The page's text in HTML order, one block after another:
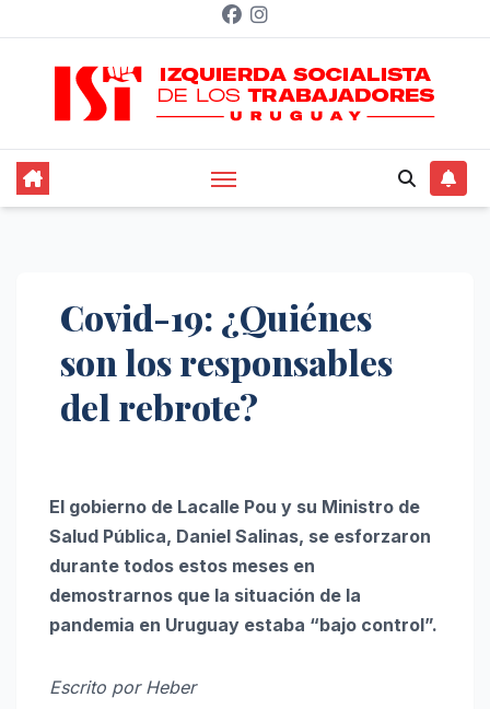
contenido
Covid-19: ¿Quiénes
son los responsables
del rebrote?
El gobierno de Lacalle Pou y su Ministro de
Salud Pública, Daniel Salinas, se esforzaron
durante todos estos meses en
demostrarnos que la situación de la
pandemia en Uruguay estaba “bajo control”.
Escrito por Heber